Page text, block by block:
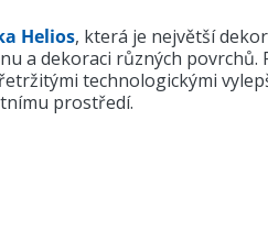
Helios, která je největší
a dekoraci různých povrchů.
technologickými
prostředí.